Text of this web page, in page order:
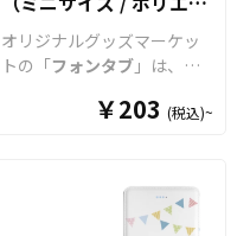
す。 USB Type-AとType-C
の2ポートを搭載し同時充電
にも対応。スイングプラグ
を採用していますので、コ
ンパクトで持ち運びやすい
材も取り揃えておりますの
で、お客様にはデザインを
テル）
オリジナルグッズマーケッ
トの「フォンタブ 」は、ス
置するだけで、簡単に流行
フォンタブはス
マホタグパッチやストラッ
￥203 (税込)~